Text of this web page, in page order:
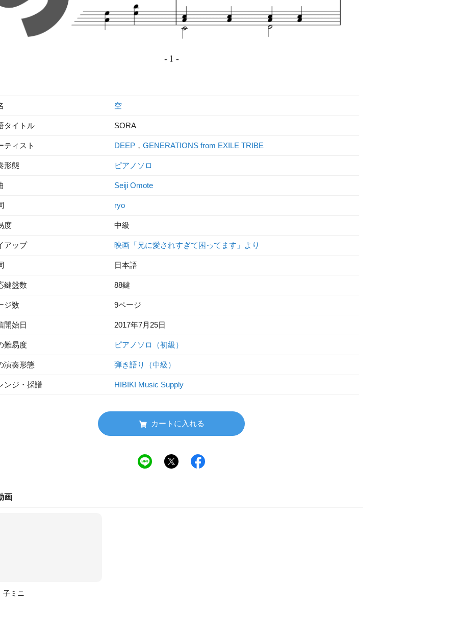
空
タイトル SORA
ティスト DEEP ， GENERATIONS from EXILE TRIBE
形態 ピアノソロ
Seiji Omote
ryo
度 中級
アップ 映画「兄に愛されすぎて困ってます」より
日本語
鍵盤数 88鍵
ジ数 9ページ
開始日 2017年7月25日
難易度 ピアノソロ（初級）
演奏形態 弾き語り（中級）
ンジ・採譜 HIBIKI Music Supply
カートに入れる
画
子ミニ